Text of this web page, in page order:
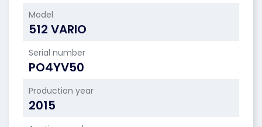
Model
512 VARIO
Serial number
PO4YV50
Production year
2015